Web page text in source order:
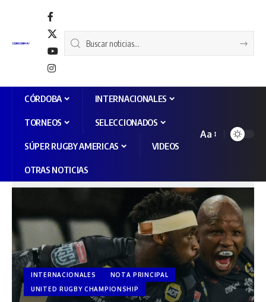
CÓRDOBA INTERNACIONALES
TORNEOS SELECCIONADOS
SÚPER RUGBY AMERICAS VIDEOS
OTRAS NOTICIAS
Aa
INTERNACIONALES
NOTA PRINCIPAL
UNITED RUGBY CHAMPIONSHIP